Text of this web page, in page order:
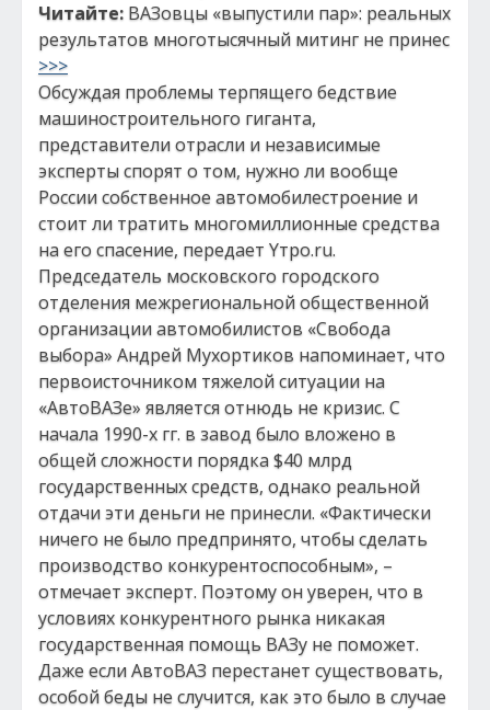
Читайте: ВАЗовцы «выпустили пар»: реальных
результатов многотысячный митинг не принес
>>>
Обсуждая проблемы терпящего бедствие
машиностроительного гиганта,
представители отрасли и независимые
эксперты спорят о том, нужно ли вообще
России собственное автомобилестроение и
стоит ли тратить многомиллионные средства
на его спасение, передает Yтро.ru.
Председатель московского городского
отделения межрегиональной общественной
организации автомобилистов «Свобода
выбора» Андрей Мухортиков напоминает, что
первоисточником тяжелой ситуации на
«АвтоВАЗе» является отнюдь не кризис. С
начала 1990-х гг. в завод было вложено в
общей сложности порядка $40 млрд
государственных средств, однако реальной
отдачи эти деньги не принесли. «Фактически
ничего не было предпринято, чтобы сделать
производство конкурентоспособным», –
отмечает эксперт. Поэтому он уверен, что в
условиях конкурентного рынка никакая
государственная помощь ВАЗу не поможет.
Даже если АвтоВАЗ перестанет существовать,
особой беды не случится, как это было в случае